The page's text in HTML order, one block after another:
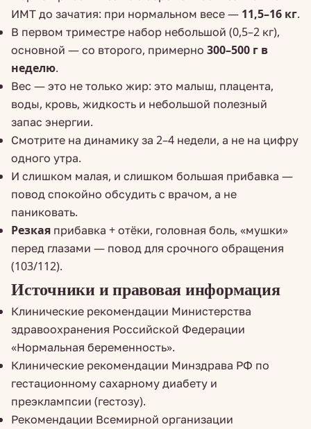
ИМТ до зачатия: при нормальном весе — 11,5–16 кг.
В первом триместре набор небольшой (0,5–2 кг),
основной — со второго, примерно 300–500 г в
неделю.
Вес — это не только жир: это малыш, плацента,
воды, кровь, жидкость и небольшой полезный
запас энергии.
Смотрите на динамику за 2–4 недели, а не на цифру
одного утра.
И слишком малая, и слишком большая прибавка —
повод спокойно обсудить с врачом, а не
паниковать.
Резкая прибавка + отёки, головная боль, «мушки»
перед глазами — повод для срочного обращения
(103/112).
Источники и правовая информация
Клинические рекомендации Министерства
здравоохранения Российской Федерации
«Нормальная беременность».
Клинические рекомендации Минздрава РФ по
гестационному сахарному диабету и
преэклампсии (гестозу).
Рекомендации Всемирной организации